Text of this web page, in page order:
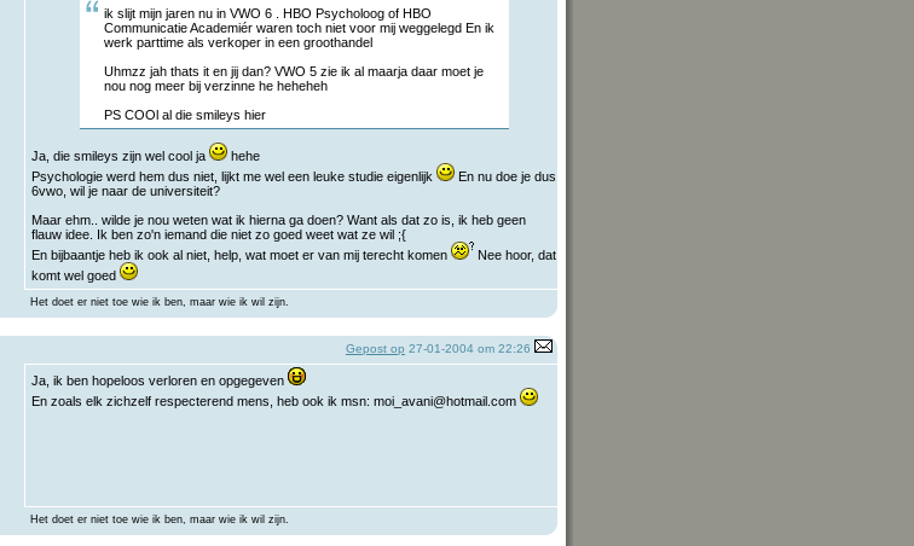
ik slijt mijn jaren nu in VWO 6 . HBO Psycholoog of HBO
Communicatie Academiér waren toch niet voor mij weggelegd En ik
werk parttime als verkoper in een groothandel
Uhmzz jah thats it en jij dan? VWO 5 zie ik al maarja daar moet je
nou nog meer bij verzinne he heheheh
PS COOl al die smileys hier
Ja, die smileys zijn wel cool ja
hehe
Psychologie werd hem dus niet, lijkt me wel een leuke studie eigenlijk
En nu doe je dus
6vwo, wil je naar de universiteit?
Maar ehm.. wilde je nou weten wat ik hierna ga doen? Want als dat zo is, ik heb geen
flauw idee. Ik ben zo'n iemand die niet zo goed weet wat ze wil ;{
En bijbaantje heb ik ook al niet, help, wat moet er van mij terecht komen
Nee hoor, dat
komt wel goed
Het doet er niet toe wie ik ben, maar wie ik wil zijn.
Gepost op 27-01-2004 om 22:26
Ja, ik ben hopeloos verloren en opgegeven
En zoals elk zichzelf respecterend mens, heb ook ik msn: moi_avani@hotmail.com
Het doet er niet toe wie ik ben, maar wie ik wil zijn.